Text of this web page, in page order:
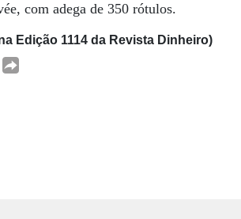
com adega de 350 rótulos.
Edição 1114 da Revista Dinheiro)